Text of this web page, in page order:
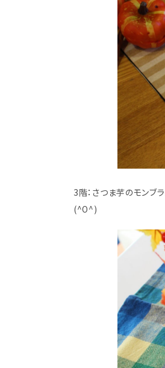
3階：さつま芋のモン
(^O^)